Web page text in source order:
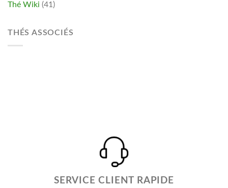
Thé Wiki (41)
THÉS ASSOCIÉS
SERVICE CLIENT RAPIDE